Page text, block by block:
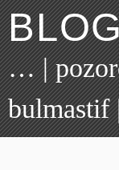
… |